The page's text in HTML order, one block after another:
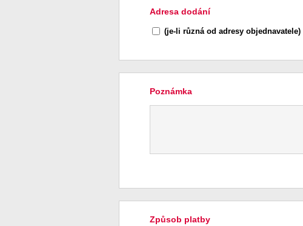
Adresa dodání
(je-li různá od adresy objednavatele)
Poznámka
Způsob platby